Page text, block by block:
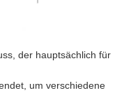
der hauptsächlich für
um verschiedene